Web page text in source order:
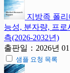
지방족 폴
능성, 분자량, 프로
측(2026-2032년)
출판일：2026년
샘플 요청 목록